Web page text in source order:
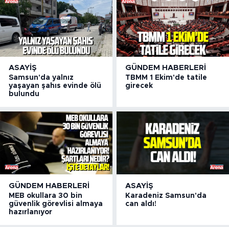
ASAYIŞ
Samsun'da yalnız
yaşayan şahıs evinde ölü
bulundu
GÜNDEM HABERLERI
TBMM 1 Ekim'de tatile
girecek
GÜNDEM HABERLERI
MEB okullara 30 bin
güvenlik görevlisi almaya
hazırlanıyor
ASAYIŞ
Karadeniz Samsun'da
can aldı!